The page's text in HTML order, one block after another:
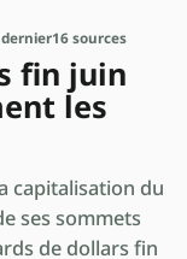
16 sources
fin juin
les
capitalisation du
ses sommets
de dollars fin